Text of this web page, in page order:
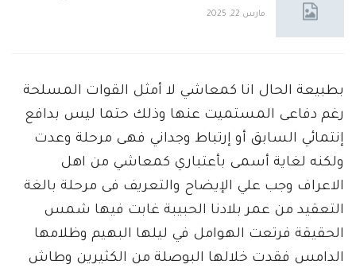
مارس 22, 2025
بطبيعة الحال انا كمعاشي لا أمثل القوات المسلحة
رغم دفاعى المستميت عنها وذلك حتما ليس بدافع
إنتمائي السابق أو إرتباط وجداني فهى مرحلة وعدت
ولكنه لغاية أسمى بأعتباري كمعاشي من اهل
الاعراف وجب علي الإيضاح والتعريف فى مرحلة بالغة
التعقيد من عمر بلادنا الحبيبة غابت فيها شمس
الحقيقة فرتعت الهوامل في ليلها البهيم وظلامها
الدامس فقدت خلالها البوصلة من الكثيرين وطاش